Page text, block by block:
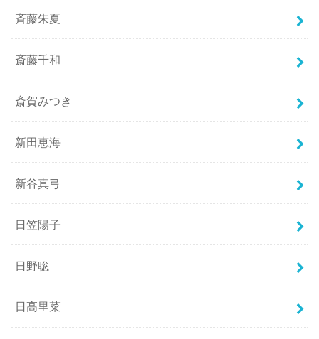
斉藤朱夏
斎藤千和
斎賀みつき
新田恵海
新谷真弓
日笠陽子
日野聡
日高里菜